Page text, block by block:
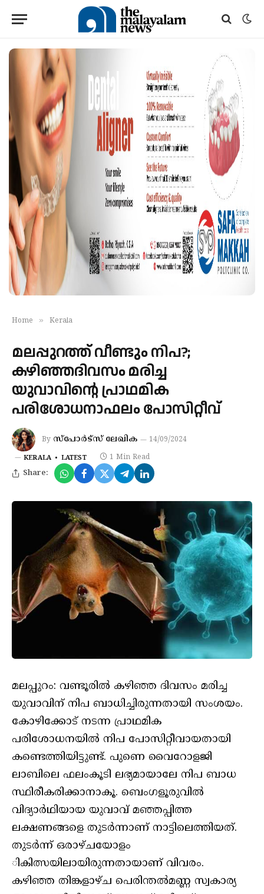
Home » Kerala
മലപ്പുറത്ത് വീണ്ടും നിപ?;
കഴിഞ്ഞദിവസം മരിച്ച
യുവാവിന്റെ പ്രാഥമിക
പരിശോധനാഫലം പോസിറ്റീവ്
By സ്‌പോര്‍ട്‌സ് ലേഖിക 14/09/2024
KERALA LATEST 1 Min Read
Share:
മലപ്പുറം: വണ്ടൂരില്‍ കഴിഞ്ഞ ദിവസം മരിച്ച
യുവാവിന് നിപ ബാധിച്ചിരുന്നതായി സംശയം.
കോഴിക്കോട് നടന്ന പ്രാഥമിക
പരിശോധനയില്‍ നിപ പോസിറ്റീവായതായി
കണ്ടെത്തിയിട്ടുണ്ട്. പുണെ വൈറോളജി
ലാബിലെ ഫലംകൂടി ലഭ്യമായാലേ നിപ ബാധ
സ്ഥിരീകരിക്കാനാകൂ. ബെംഗളൂരുവില്‍
വിദ്യാര്‍ഥിയായ യുവാവ് മഞ്ഞപ്പിത്ത
ലക്ഷണങ്ങളെ തുടര്‍ന്നാണ് നാട്ടിലെത്തിയത്.
തുടര്‍ന്ന് ഒരാഴ്ചയോളം
ികിത്സയിലായിരുന്നതായാണ് വിവരം.
കഴിഞ്ഞ തിങ്കളാഴ്ച പെരിന്തല്‍മണ്ണ സ്വകാര്യ